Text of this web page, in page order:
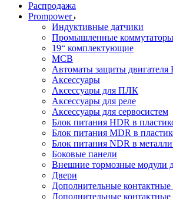
Распродажа
Prompower
Индуктивные датчики
Промышленные коммутаторы
19“ комплектующие
MCB
Автоматы защиты двигателя
Аксессуары
Аксессуары для ПЛК
Аксессуары для реле
Аксессуары для сервосистем
Блок питания HDR в
Блок питания MDR в
Блок питания NDR в
Боковые панели
Внешние тормозные модули
Двери
Дополнительные контактные
Дополнительные